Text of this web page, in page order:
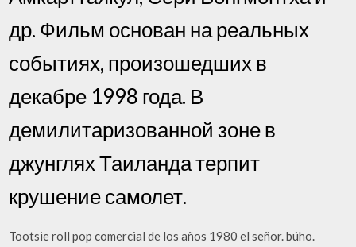
др. Фильм основан на реальных
событиях, произошедших в
декабре 1998 года. В
демилитаризованной зоне в
джунглях Таиланда терпит
крушение самолет.
Tootsie roll pop comercial de los años 1980 el señor. búho.